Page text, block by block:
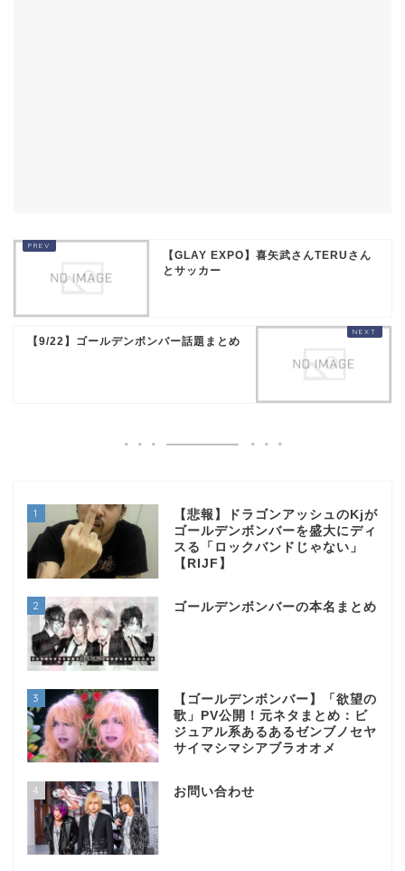
【GLAY EXPO】喜矢武さんTERUさん
とサッカー
【9/22】ゴールデンボンバー話題まとめ
1
【悲報】ドラゴンアッシュのKjが
ゴールデンボンバーを盛大にディ
スる「ロックバンドじゃない」
【RIJF】
2 ゴールデンボンバーの本名まとめ
3
【ゴールデンボンバー】「欲望の
歌」PV公開！元ネタまとめ：ビ
ジュアル系あるあるゼンブノセヤ
サイマシマシアブラオオメ
4 お問い合わせ